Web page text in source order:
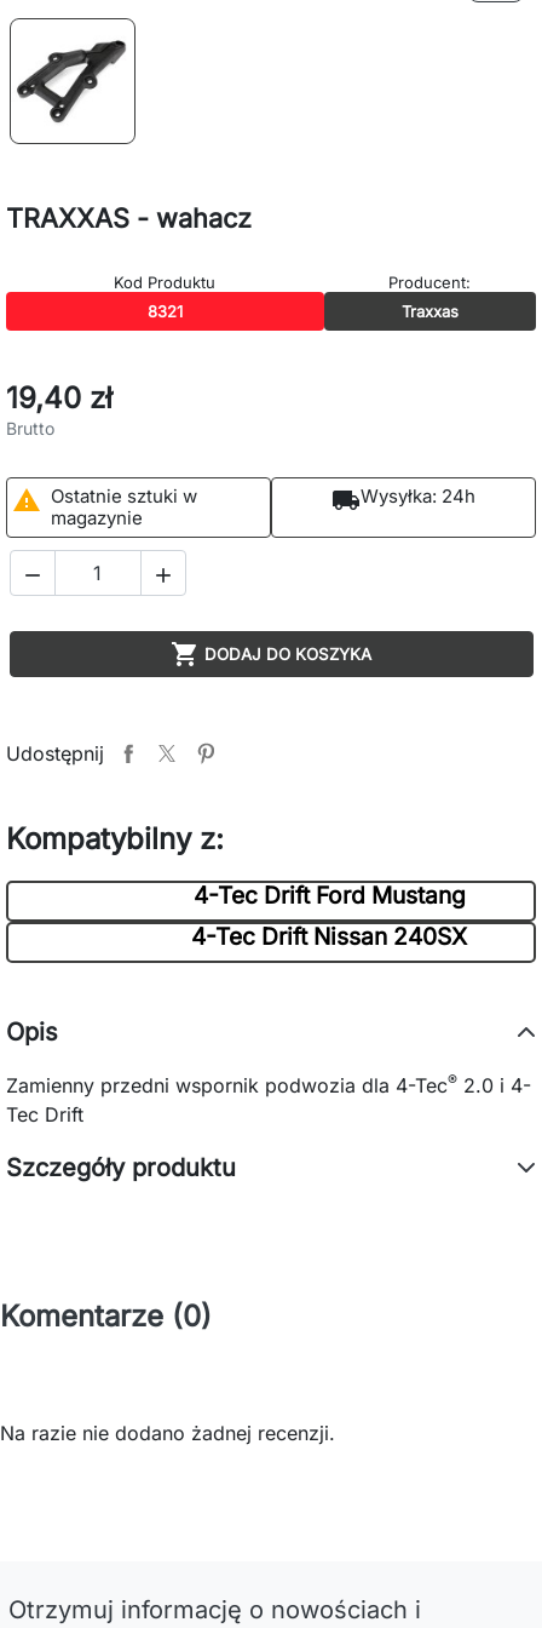
TRAXXAS - wahacz
Kod Produktu
8321
Producent:
Traxxas
19,40 zł
Brutto

Ostatnie sztuki w
magazynie
local_shippingWysyłka: 24h
 
 DODAJ DO KOSZYKA
Udostępnij
Kompatybilny z:
4-Tec Drift Ford Mustang
4-Tec Drift Nissan 240SX
Opis
Zamienny przedni wspornik podwozia dla 4-Tec® 2.0 i 4-
Tec Drift
Szczegóły produktu
Komentarze (0)
Na razie nie dodano żadnej recenzji.
Otrzymuj informację o nowościach i